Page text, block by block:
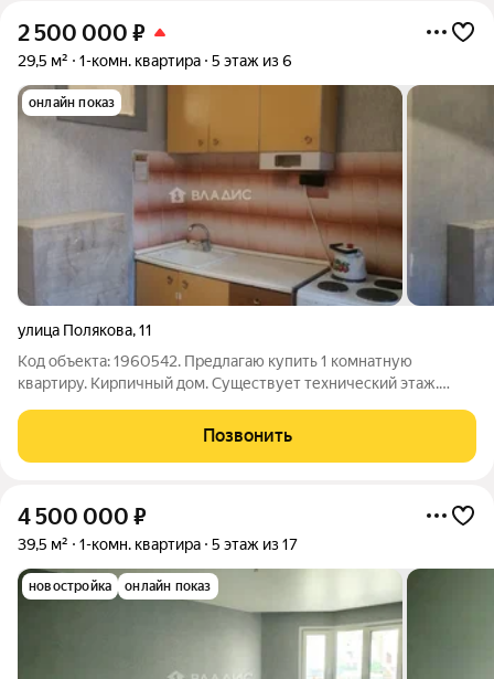
2 500 000 ₽
29,5 м² 1-комн. квартира 5 этаж из 6
онлайн показ
улица Полякова,11
Код объекта: 1960542. Предлагаю купить 1 комнатную
квартиру. Кирпичный дом. Существует технический этаж.
начали делать ремонт. Окна ПВХ. В комнате натяжной потолок,
заменили двери на современные,
Позвонить
4 500 000 ₽
39,5 м² 1-комн. квартира 5 этаж из 17
новостройка онлайн показ